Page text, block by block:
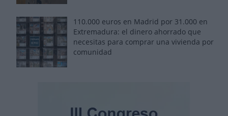
110.000 euros en Madrid por 31.000 en
Extremadura: el dinero ahorrado que
necesitas para comprar una vivienda por
comunidad